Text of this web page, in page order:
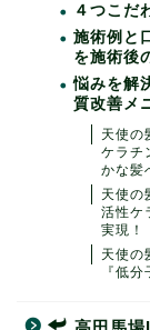
４つこだ
施術例と
を施術後
悩みを解
質改善メ
天使の
ケラチ
かな髪
天使の
活性ケ
実現！
天使の
『低